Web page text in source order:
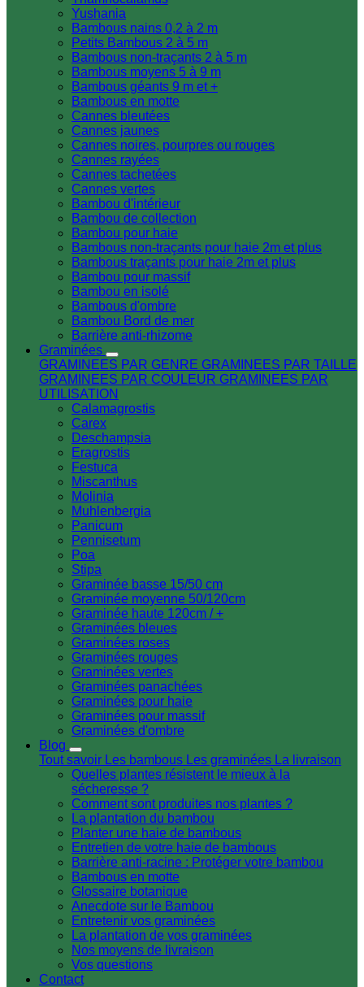
Yushania
Bambous nains 0,2 à 2 m
Petits Bambous 2 à 5 m
Bambous non-traçants 2 à 5 m
Bambous moyens 5 à 9 m
Bambous géants 9 m et +
Bambous en motte
Cannes bleutées
Cannes jaunes
Cannes noires, pourpres ou rouges
Cannes rayées
Cannes tachetées
Cannes vertes
Bambou d'intérieur
Bambou de collection
Bambou pour haie
Bambous non-traçants pour haie 2m et plus
Bambous traçants pour haie 2m et plus
Bambou pour massif
Bambou en isolé
Bambous d'ombre
Bambou Bord de mer
Barrière anti-rhizome
Graminées
GRAMINEES PAR GENRE GRAMINEES PAR TAILLE
GRAMINEES PAR COULEUR GRAMINEES PAR
UTILISATION
Calamagrostis
Carex
Deschampsia
Eragrostis
Festuca
Miscanthus
Molinia
Muhlenbergia
Panicum
Pennisetum
Poa
Stipa
Graminée basse 15/50 cm
Graminée moyenne 50/120cm
Graminée haute 120cm / +
Graminées bleues
Graminées roses
Graminées rouges
Graminées vertes
Graminées panachées
Graminées pour haie
Graminées pour massif
Graminées d'ombre
Blog
Tout savoir Les bambous Les graminées La livraison
Quelles plantes résistent le mieux à la
sécheresse ?
Comment sont produites nos plantes ?
La plantation du bambou
Planter une haie de bambous
Entretien de votre haie de bambous
Barrière anti-racine : Protéger votre bambou
Bambous en motte
Glossaire botanique
Anecdote sur le Bambou
Entretenir vos graminées
La plantation de vos graminées
Nos moyens de livraison
Vos questions
Contact